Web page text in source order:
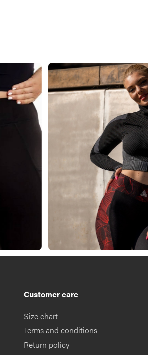
Customer care
Size chart
Terms and conditions
Return policy